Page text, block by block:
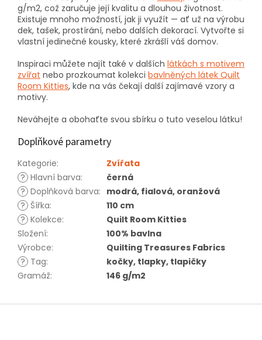
g/m2, což zaručuje její kvalitu a dlouhou životnost.
Existuje mnoho možností, jak ji využít — ať už na výrobu
dek, tašek, prostírání, nebo dalších dekorací. Vytvořte si
vlastní jedinečné kousky, které zkrášlí váš domov.
Inspiraci můžete najít také v dalších látkách s motivem
zvířat nebo prozkoumat kolekci bavlněných látek Quilt
Room Kitties, kde na vás čekají další zajímavé vzory a
motivy.
Neváhejte a obohaťte svou sbírku o tuto veselou látku!
Doplňkové parametry
Kategorie:
Zvířata
? Hlavní barva:
černá
? Doplňková barva: modrá, fialová, oranžová
? Šířka:
110 cm
? Kolekce:
Quilt Room Kitties
Složení:
100% bavlna
Výrobce:
Quilting Treasures Fabrics
? Tag:
kočky, tlapky, tlapičky
Gramáž: 146 g/m2
Z